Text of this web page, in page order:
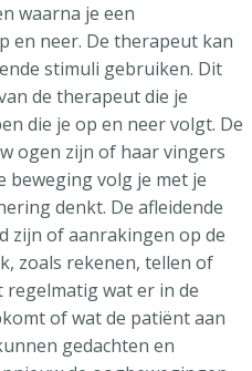
waarna je een
en neer. De therapeut kan
stimuli gebruiken. Dit
de therapeut die je
die je op en neer volgt. De
ogen zijn of haar vingers
beweging volg je met je
denkt. De afleidende
zijn of aanrakingen op de
zoals rekenen, tellen of
wat er in de
of wat de patiënt aan
gedachten en